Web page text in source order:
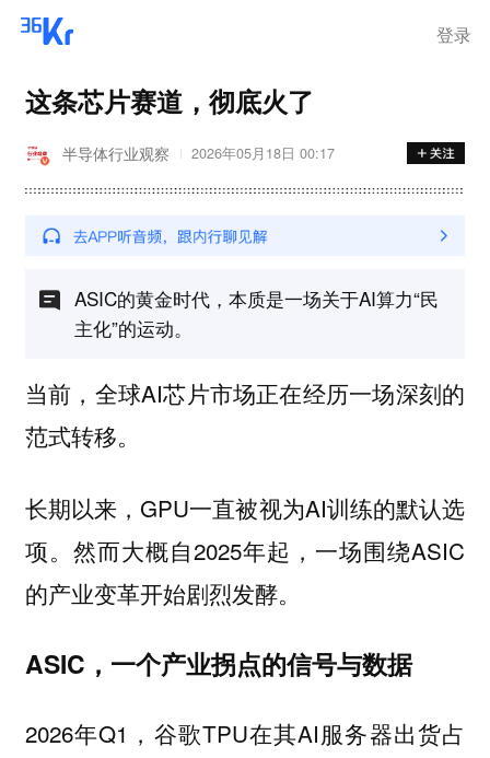
登录
这条芯片赛道，彻底火了
半导体行业观察 2026年05月18日 00:17
ASIC的黄金时代，本质是一场关于AI算力“民
主化”的运动。
当前，全球AI芯片市场正在经历一场深刻的
范式转移。
长期以来，GPU一直被视为AI训练的默认选
项。然而大概自2025年起，一场围绕ASIC
的产业变革开始剧烈发酵。
ASIC，一个产业拐点的信号与数据
2026年Q1，谷歌TPU在其AI服务器出货占